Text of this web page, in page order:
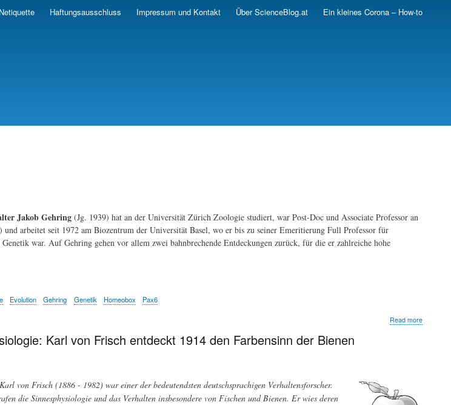
Skip
Haftungsausschluss Impressum und Kontakt Über ScienceBlog.at Ein kleines Corona – How-to
Jakob Gehring(Jg. 1939) hat an der Universität Zürich Zoologie studiert, war Post-Doc und Associate Professor an
arbeitet seit 1972 am Biozentrum der Universität Basel, wo er bis zu seiner Emeritierung Full Professor für
war. Auf Gehring gehen vor allem zwei bahnbrechende Entdeckungen zurück, für die er zahlreiche hohe
Evolution Gehring Genetik Homeobox Pax6
Read moreabout
Karl von Frisch entdeckt 1914 den Farbensinn der Bienen
von Frisch (1886 - 1982) war einer der bedeutendsten deutschsprachigen Verhaltensforscher.
die Sinnesphysiologie und das Verhalten insbesondere von Fischen und Bienen. Er wies deren